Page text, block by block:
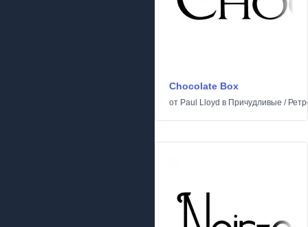
Chocolate Box
от Paul Lloyd в Причудливые /